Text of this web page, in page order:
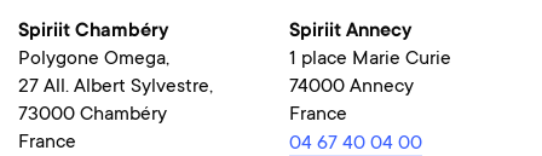
Spiriit Chambéry
Polygone Omega,
27 All. Albert Sylvestre,
73000 Chambéry
France
Spiriit Annecy
1 place Marie Curie
74000 Annecy
France
04 67 40 04 00